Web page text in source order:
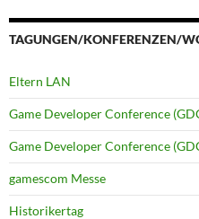
TAGUNGEN/KONFERENZEN/
Eltern LAN
Game Developer Conference
Game Developer Conference
gamescom Messe
Historikertag